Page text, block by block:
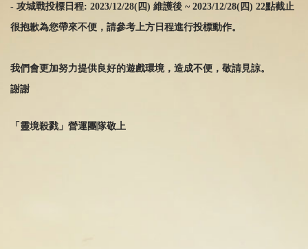
- 攻城戰投標日程: 2023/12/28(四) 維護後~ 2023/12/28(四) 22點截止
很抱歉為您帶來不便，請參考上方日程進行投標動作。
我們會更加努力提供良好的遊戲環境，造成不便，敬請見諒。
謝謝
「靈境殺戮」營運團隊敬上